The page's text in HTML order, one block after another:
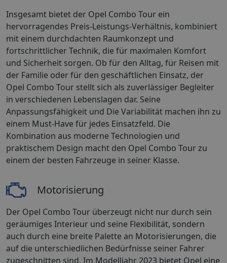
Insgesamt bietet der Opel Combo Tour ein
hervorragendes Preis-Leistungs-Verhältnis, kombiniert
mit einem durchdachten Raumkonzept und
fortschrittlicher Technik, die für maximalen Komfort
und Sicherheit sorgen. Ob für den Alltag, für Reisen mit
der Familie oder für den geschäftlichen Einsatz, der
Opel Combo Tour stellt sich als zuverlässiger Begleiter
in verschiedenen Lebenslagen dar. Seine
Anpassungsfähigkeit und Die Variabilität machen ihn zu
einem Must-Have für jedes Einsatzfeld. Die
Kombination aus moderne Technologien und
praktischem Design macht den Opel Combo Tour zu
einem der besten Fahrzeuge in seiner Klasse.
Motorisierung
Der Opel Combo Tour überzeugt nicht nur durch sein
geräumiges Interieur und seine Flexibilität, sondern
auch durch eine breite Palette an Motorisierungen, die
auf die unterschiedlichen Bedürfnisse seiner Fahrer
zugeschnitten sind. Im Modelljahr 2023 bietet Opel eine